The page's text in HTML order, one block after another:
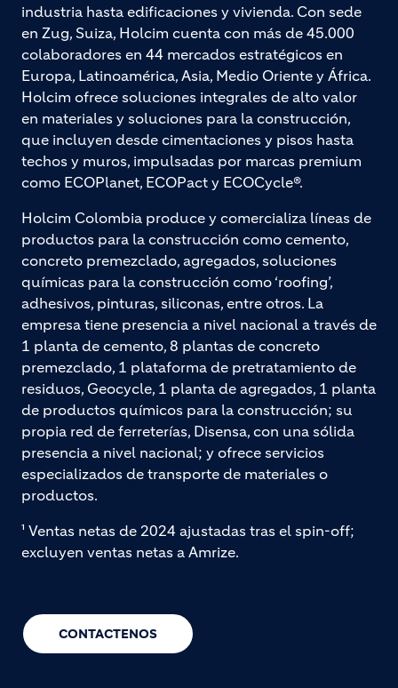
CONTACTENOS
industria hasta edificaciones y vivienda. Con sede
en Zug, Suiza, Holcim cuenta con más de 45.000
colaboradores en 44 mercados estratégicos en
Europa, Latinoamérica, Asia, Medio Oriente y África.
Holcim ofrece soluciones integrales de alto valor
en materiales y soluciones para la construcción,
que incluyen desde cimentaciones y pisos hasta
techos y muros, impulsadas por marcas premium
como ECOPlanet, ECOPact y ECOCycle®.
Holcim Colombia produce y comercializa líneas de
productos para la construcción como cemento,
concreto premezclado, agregados, soluciones
químicas para la construcción como ‘roofing’,
adhesivos, pinturas, siliconas, entre otros. La
empresa tiene presencia a nivel nacional a través de
1 planta de cemento, 8 plantas de concreto
premezclado, 1 plataforma de pretratamiento de
residuos, Geocycle, 1 planta de agregados, 1 planta
de productos químicos para la construcción; su
propia red de ferreterías, Disensa, con una sólida
presencia a nivel nacional; y ofrece servicios
especializados de transporte de materiales o
productos.
¹ Ventas netas de 2024 ajustadas tras el spin-off;
excluyen ventas netas a Amrize.